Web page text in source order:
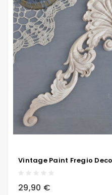
Vintage Paint Fregio
29,90 €
local_grocery_store visibility